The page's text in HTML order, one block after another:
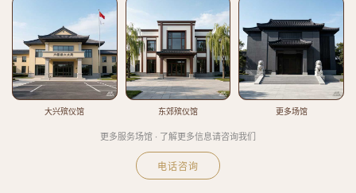
大兴殡仪馆 东郊殡仪馆 更多场馆
更多服务场馆 · 了解更多信息请咨询我们
电话咨询